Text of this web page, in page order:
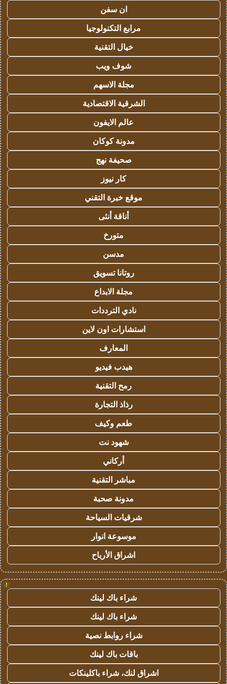
ان سفن
مرابع التكنولوجيا
خيال التقنية
شوف ويب
مجلة الاسهم
الشرقية الاقتصادية
عالم الايفون
مدونة كوكان
صحيفة نهج
كار نيوز
موقع خبرة التقني
أناقة أنثى
متورخ
مدسن
روتانا تسويق
مجلة الابداع
نادي الترددات
استشارات اون لاين
المعارف
هيدب فيديو
رمح التقنية
رذاذ التجارة
طعم وكيف
شهود نت
أركاني
مباشر التقنية
مدونة صحبة
شرقيات السياحة
موسوعة انوار
اشراق الأرباح
!
شراء باك لينك
شراء باك لينك
شراء روابط نصية
باقات باك لينك
اشراق لنك، شراء باكلينكات